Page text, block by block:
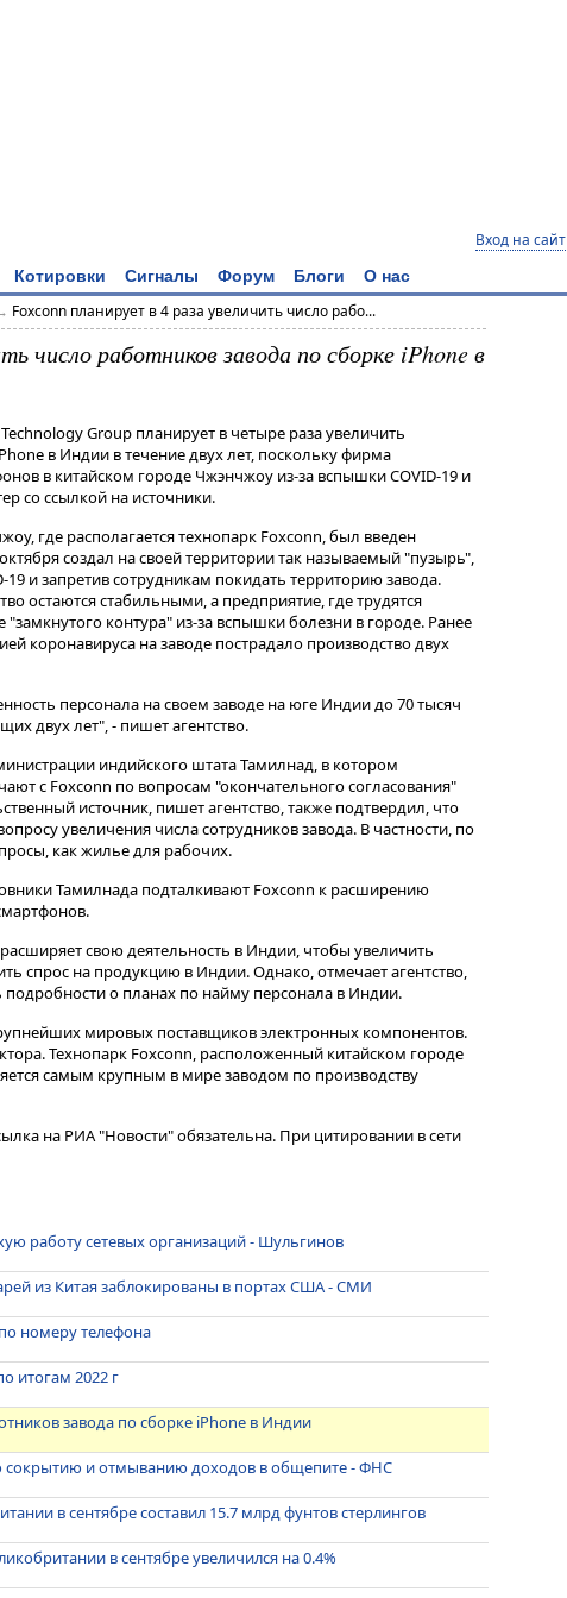
Вход на сайт
Котировки Сигналы Форум Блоги О нас
Foxconn планирует в 4 раза увеличить число рабо...
число работников завода по сборке iPhone в
Group планирует в четыре раза увеличить
в Индии в течение двух лет, поскольку фирма
в китайском городе Чжэнчжоу из-за вспышки COVID-19 и
со ссылкой на источники.
где располагается технопарк Foxconn, был введен
создал на своей территории так называемый "пузырь",
и запретив сотрудникам покидать территорию завода.
остаются стабильными, а предприятие, где трудятся
контура" из-за вспышки болезни в городе. Ранее
коронавируса на заводе пострадало производство двух
персонала на своем заводе на юге Индии до 70 тысяч
двух лет", - пишет агентство.
индийского штата Тамилнад, в котором
с Foxconn по вопросам "окончательного согласования"
источник, пишет агентство, также подтвердил, что
увеличения числа сотрудников завода. В частности, по
как жилье для рабочих.
Тамилнада подталкивают Foxconn к расширению
свою деятельность в Индии, чтобы увеличить
спрос на продукцию в Индии. Однако, отмечает агентство,
о планах по найму персонала в Индии.
мировых поставщиков электронных компонентов.
Технопарк Foxconn, расположенный китайском городе
самым крупным в мире заводом по производству
на РИА "Новости" обязательна. При цитировании в сети
работу сетевых организаций - Шульгинов
из Китая заблокированы в портах США - СМИ
номеру телефона
итогам 2022 г
завода по сборке iPhone в Индии
сокрытию и отмыванию доходов в общепите - ФНС
в сентябре составил 15.7 млрд фунтов стерлингов
в сентябре увеличился на 0.4%